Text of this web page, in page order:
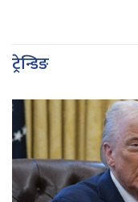
ट्रेन्डिङ